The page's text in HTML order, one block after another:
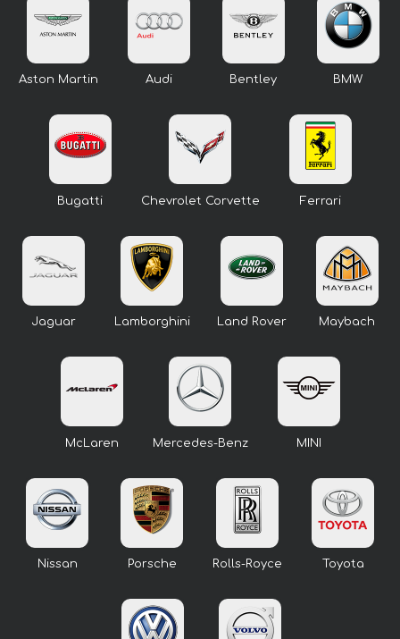
Aston Martin Audi Bentley BMW
Bugatti Chevrolet Corvette Ferrari
Jaguar Lamborghini Land Rover Maybach
McLaren Mercedes-Benz MINI
Nissan Porsche Rolls-Royce Toyota